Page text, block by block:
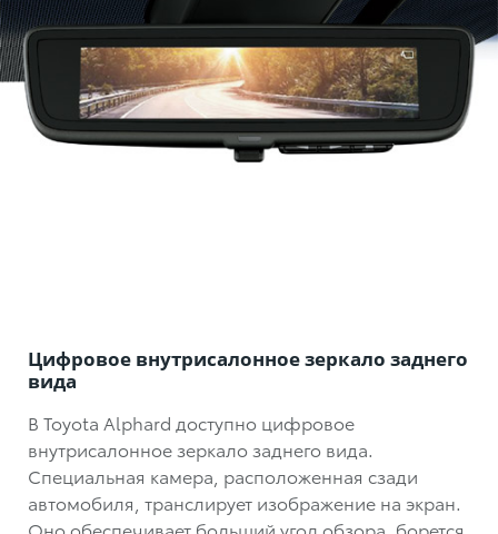
Цифровое внутрисалонное зеркало заднего
вида
В Toyota Alphard доступно цифровое
внутрисалонное зеркало заднего вида.
Специальная камера, расположенная сзади
автомобиля, транслирует изображение на экран.
Оно обеспечивает больший угол обзора, борется